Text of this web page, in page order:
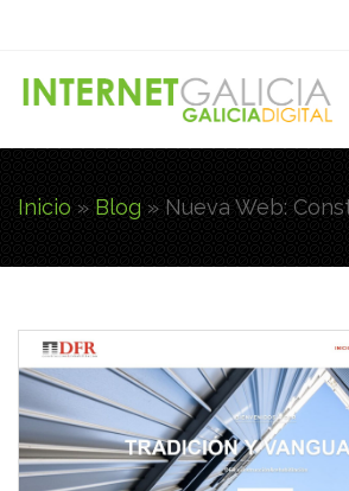
Usted está aquí
Inicio » Blog » Nueva Web: